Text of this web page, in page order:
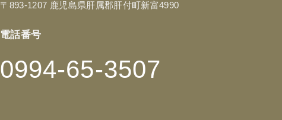
〒893-1207 鹿児島県肝属郡肝付町新富4990
電話番号
0994-65-3507